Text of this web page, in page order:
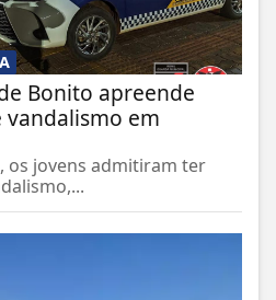
Bonito apreende
vandalismo em
os jovens admitiram ter